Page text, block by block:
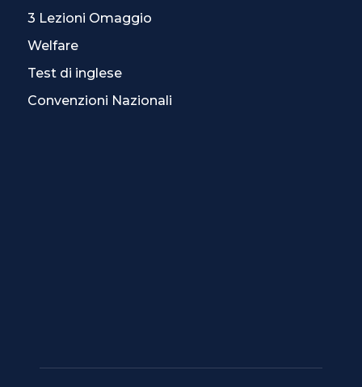
3 Lezioni Omaggio
Welfare
Test di inglese
Convenzioni Nazionali